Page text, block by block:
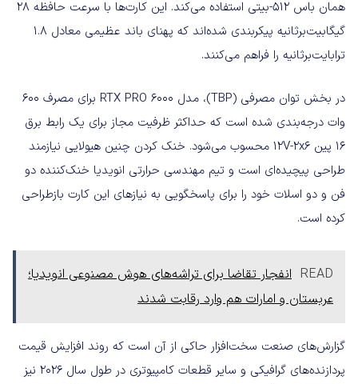
همان باس 512-بیتی استفاده می‌کند. این کارت‌ها با سرعت حافظه 28
گیگابیت‌برثانیه پیکربندی شده‌اند که پهنای باند عظیمی معادل 1.8
ترابایت‌برثانیه را فراهم می‌کنند.
در بخش توان مصرفی (TBP)، مدل RTX PRO 6000 برای مصرف 600
وات درجه‌بندی شده است که حداکثر ظرفیت مجاز برای یک رابط برق
۱۶ پین 12V-2x6 محسوب می‌شود. خنک کردن چنین هیولایی نیازمند
طراحی پیچیده‌ای است و تیم مهندسی حرارتی انویدیا خنک‌کننده دو
فن و دو اسلات خود را برای پاسخگویی به نیازهای این کارت بازطراحی
کرده است.
READ انفجار تقاضا برای تراشه‌های هوش مصنوعی انویدیا؛
عربستان و امارات هم وارد رقابت شدند
گزارش‌های صنعت سخت‌افزار حاکی از آن است که روند افزایش قیمت
پردازنده‌های گرافیکی و سایر قطعات کامپیوتری در طول سال 2026 نیز